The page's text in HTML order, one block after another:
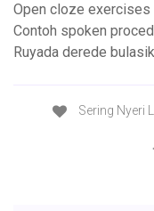
Open cloze
Contoh spoken
Ruyada derede
Sering Nyeri